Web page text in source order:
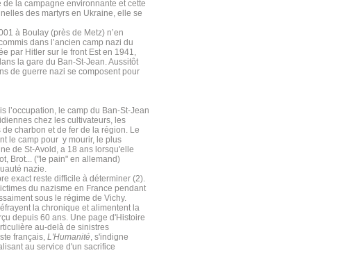
la campagne environnante et cette
des martyrs en Ukraine, elle se
à Boulay (près de Metz) n’en
dans l’ancien camp nazi du
par Hitler sur le front Est en 1941,
la gare du Ban-St-Jean. Aussitôt
de guerre nazi se composent pour
l’occupation, le camp du Ban-St-Jean
chez les cultivateurs, les
charbon et de fer de la région. Le
le camp pour y mourir, le plus
de St-Avold, a 18 ans lorsqu'elle
Brot... ("le pain" en allemand)
nazie.
exact reste difficile à déterminer (2).
du nazisme en France pendant
sous le régime de Vichy.
la chronique et alimentent la
depuis 60 ans. Une page d'Histoire
au-delà de sinistres
français, L'Humanité, s'indigne
au service d'un sacrifice